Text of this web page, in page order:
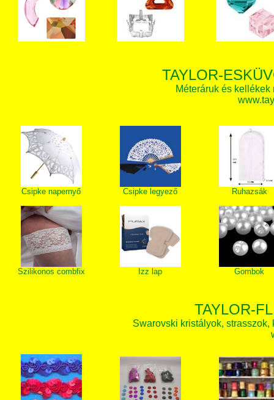
TAYLOR-
Méteráruk és
Csipke napernyő Csipke legyező Ruhazsák
Szilikonos combfix Izz lap Gombok
TAYLOR-
Swarovski kristályok,